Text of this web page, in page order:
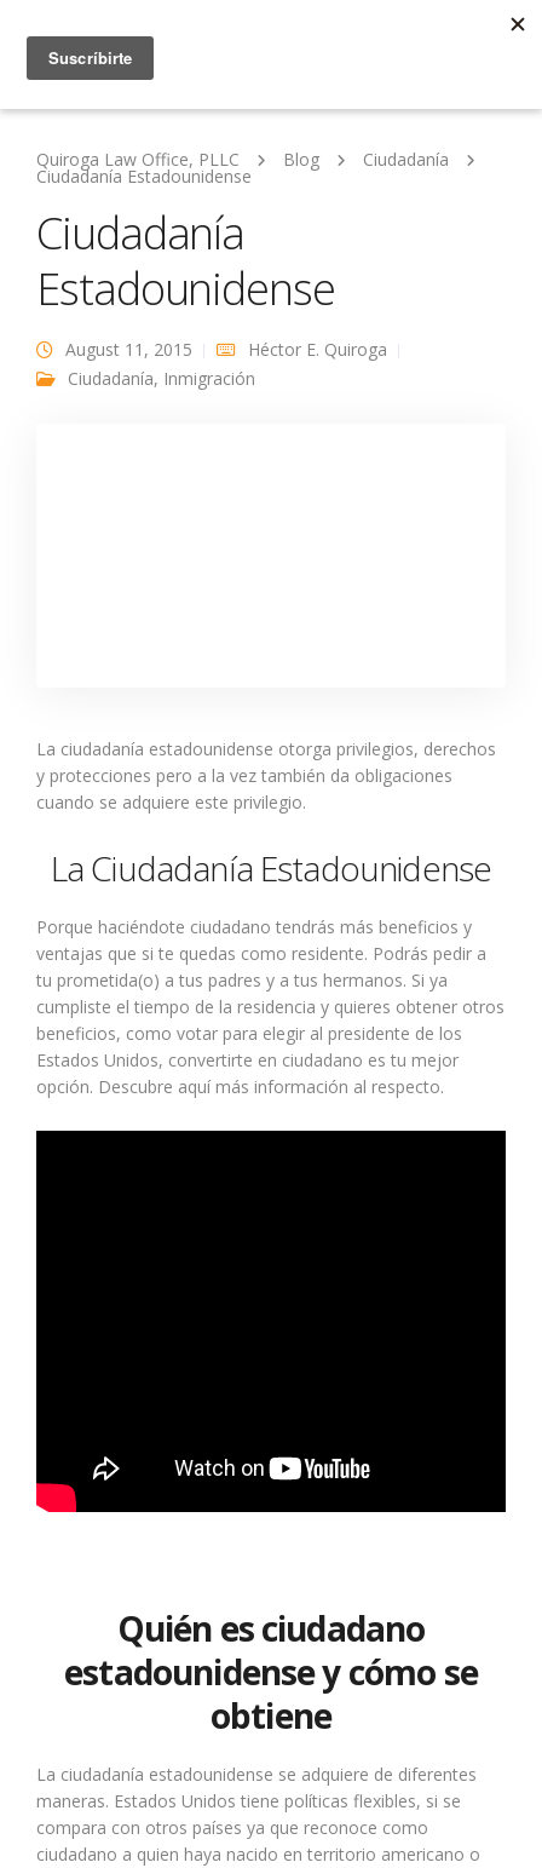
Quiroga Law Office, PLLC Blog Ciudadanía
Ciudadanía Estadounidense
Ciudadanía
Estadounidense
August 11, 2015
Héctor E. Quiroga
Ciudadanía, Inmigración
La ciudadanía estadounidense otorga privilegios, derechos
y protecciones pero a la vez también da obligaciones
cuando se adquiere este privilegio.
La Ciudadanía Estadounidense
Porque haciéndote ciudadano tendrás más beneficios y
ventajas que si te quedas como residente. Podrás pedir a
tu prometida(o) a tus padres y a tus hermanos. Si ya
cumpliste el tiempo de la residencia y quieres obtener otros
beneficios, como votar para elegir al presidente de los
Estados Unidos, convertirte en ciudadano es tu mejor
opción. Descubre aquí más información al respecto.
Quién es ciudadano
estadounidense y cómo se
obtiene
La ciudadanía estadounidense se adquiere de diferentes
maneras. Estados Unidos tiene políticas flexibles, si se
compara con otros países ya que reconoce como
ciudadano a quien haya nacido en territorio americano o